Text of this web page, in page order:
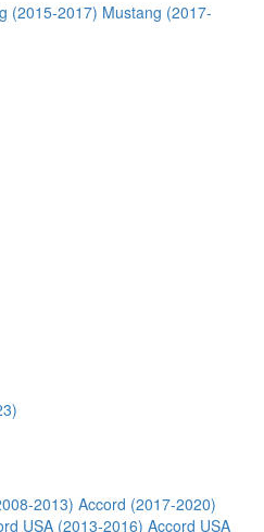
(2015-2017) Mustang (2017-
2013) Accord (2017-2020)
USA (2013-2016) Accord USA